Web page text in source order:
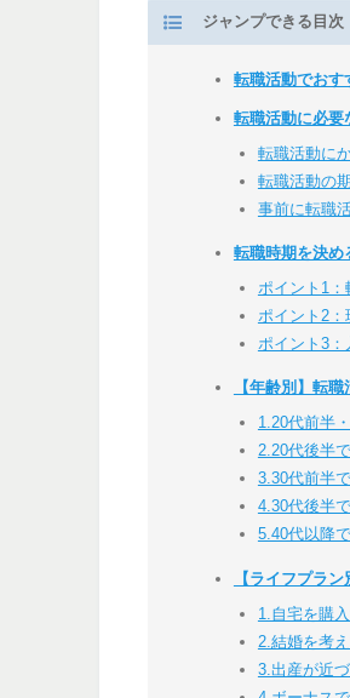
ジャンプできる目次
転職活動でおす
転職活動に必要
転職活動に
転職活動の
事前に転職
転職時期を決め
ポイント1：
ポイント2：
ポイント3：
【年齢別】転
1.20代前半
2.20代後半
3.30代前半
4.30代後半
5.40代以降
【ライフプラ
1.自宅を購
2.結婚を考
3.出産が近